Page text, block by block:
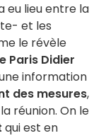
eu lieu entre la
et les
le révèle
Paris Didier
information
des mesures,
réunion. On le
qui est en